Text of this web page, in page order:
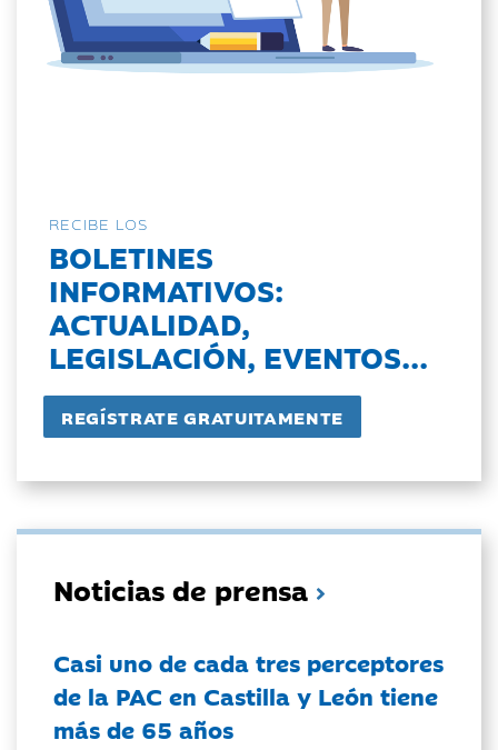
RECIBE LOS
BOLETINES
INFORMATIVOS:
ACTUALIDAD,
LEGISLACIÓN, EVENTOS...
Noticias de prensa
Casi uno de cada tres perceptores
de la PAC en Castilla y León tiene
más de 65 años